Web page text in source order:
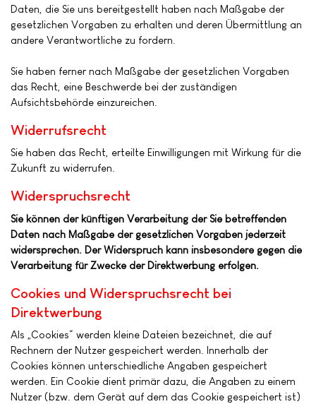
Daten, die Sie uns bereitgestellt haben nach Maßgabe der
gesetzlichen Vorgaben zu erhalten und deren Übermittlung an
andere Verantwortliche zu fordern.
Sie haben ferner nach Maßgabe der gesetzlichen Vorgaben
das Recht, eine Beschwerde bei der zuständigen
Aufsichtsbehörde einzureichen.
Widerrufsrecht
Sie haben das Recht, erteilte Einwilligungen mit Wirkung für die
Zukunft zu widerrufen.
Widerspruchsrecht
Sie können der künftigen Verarbeitung der Sie betreffenden
Daten nach Maßgabe der gesetzlichen Vorgaben jederzeit
widersprechen. Der Widerspruch kann insbesondere gegen die
Verarbeitung für Zwecke der Direktwerbung erfolgen.
Cookies und Widerspruchsrecht bei
Direktwerbung
Als „Cookies“ werden kleine Dateien bezeichnet, die auf
Rechnern der Nutzer gespeichert werden. Innerhalb der
Cookies können unterschiedliche Angaben gespeichert
werden. Ein Cookie dient primär dazu, die Angaben zu einem
Nutzer (bzw. dem Gerät auf dem das Cookie gespeichert ist)